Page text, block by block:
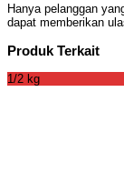
Hanya pelanggan
dapat memberikan
Produk Terkait
1/2 kg